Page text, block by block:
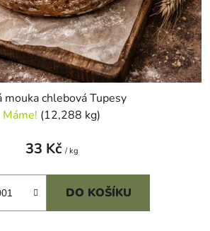
mouka chlebová Tupesy
Máme! (12,288 kg)
33 Kč / kg
DO KOŠÍKU